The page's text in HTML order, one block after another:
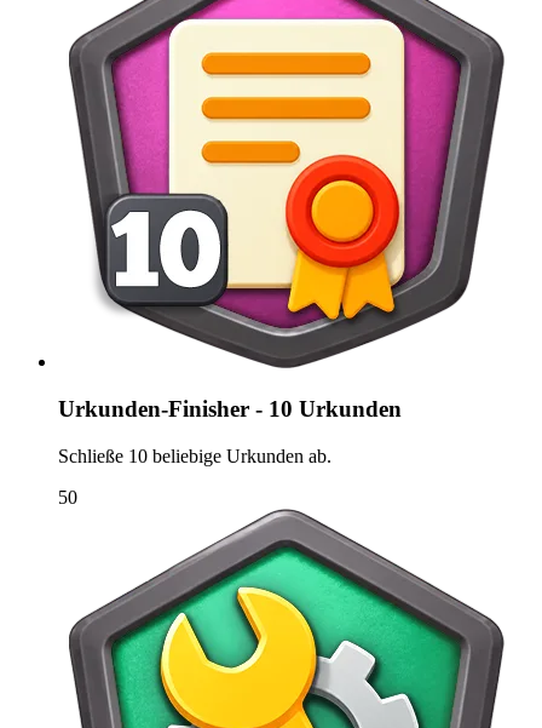
Urkunden-Finisher - 10 Urkunden
Schließe 10 beliebige Urkunden ab.
50